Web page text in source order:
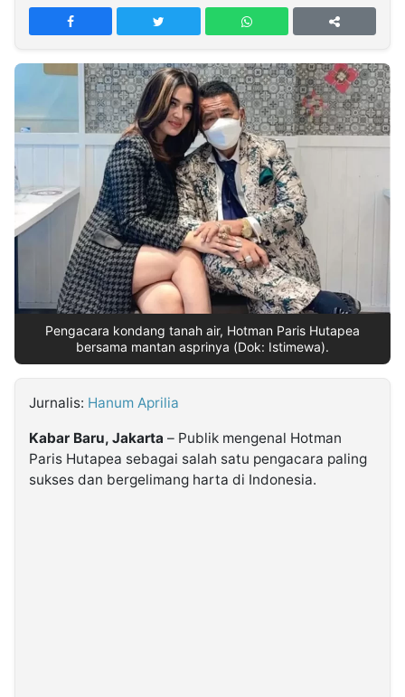
PT
TREETAN
INDONESIA
Partner
Insight
NTB
Suara
Time
Lens
IDN
Daily
Jogja
Jalan
Rakyat
Idealita
News
Kita
Notice
Dinamikapost.com
Radar
Baru
Seedbacklink
Follow
Pengacara kondang tanah air, Hotman Paris Hutapea
bersama mantan asprinya (Dok: Istimewa).
Jurnalis: Hanum Aprilia
Kabar Baru, Jakarta – Publik mengenal Hotman
Paris Hutapea sebagai salah satu pengacara paling
sukses dan bergelimang harta di Indonesia.